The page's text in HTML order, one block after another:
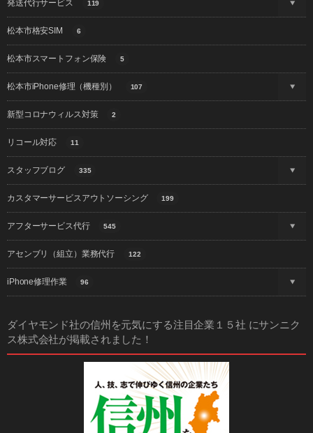
発送代行サービス 119
松本市格安SIM 6
松本市スマートフォン保険 5
松本市iPhone修理（機種別） 107
新型コロナウィルス対策 2
リコール対応 11
スタッフブログ 335
カスタマーサービスアウトソーシング 199
アフターサービス代行 545
アセンブリ（組立）業務代行 122
iPhone修理作業 96
ダイヤモンド社の信州を元気にする注目企業１５社 にサンニク
ス株式会社が掲載されました！